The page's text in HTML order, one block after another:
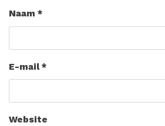
Naam *
E-mail*
Website